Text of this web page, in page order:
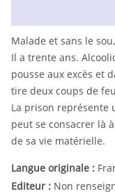
Malade et sans le
Il a trente ans.
pousse aux excès et
tire deux coups de
La prison représente
peut se consacrer là
de sa vie matérielle.
Langue originale :
Editeur : Non